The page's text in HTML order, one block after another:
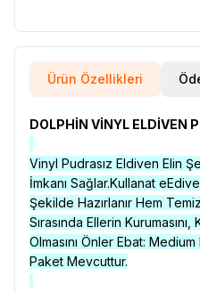
Ürün Özellikleri
DOLPHİN VİNYL ELDİVEN
Vinyl Pudrasız Eldiven Elin
İmkanı Sağlar.Kullanat
Şekilde Hazırlanır Hem
Sırasında Ellerin
Olmasını Önler Ebat:
Paket Mevcuttur.